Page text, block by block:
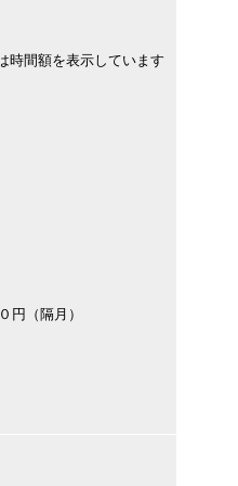
時間額を表示しています
円（隔月）